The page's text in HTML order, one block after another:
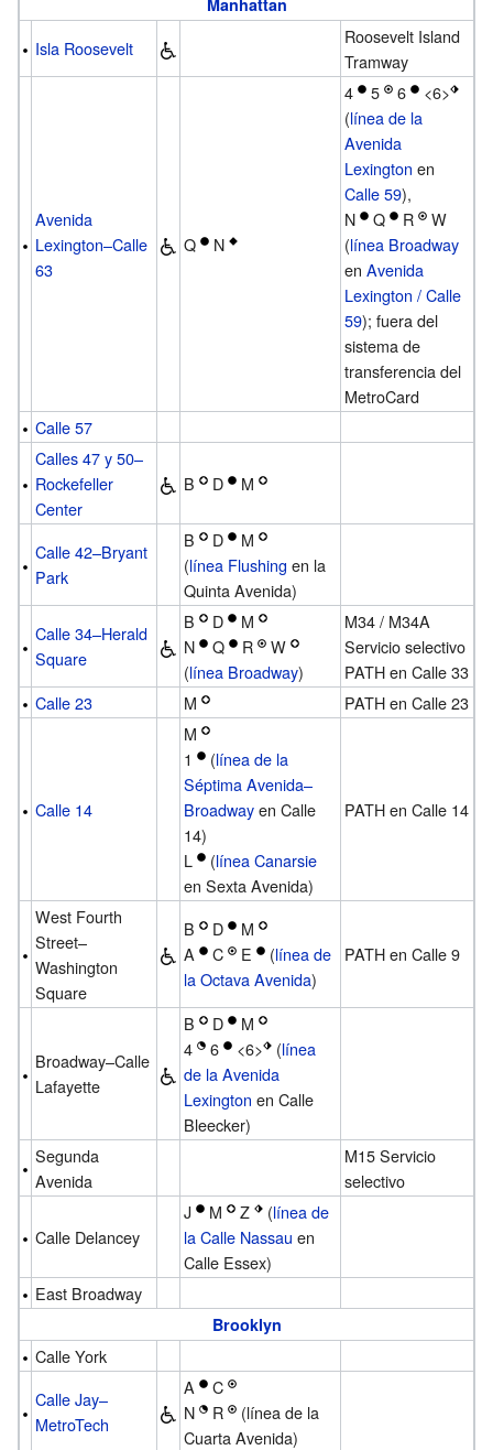
Isla Roosevelt
Roosevelt Island
Tramway
Avenida
Lexington–Calle
63
Q N
4 5 6 <6>
(línea de la
Avenida
Lexington en
Calle 59),
N Q R W
(línea Broadway
en Avenida
Lexington / Calle
59); fuera del
sistema de
transferencia del
MetroCard
Calle 57
Calles 47 y 50–
Rockefeller
Center
B D M
Calle 42–Bryant
Park
B D M
(línea Flushing en la
Quinta Avenida)
Calle 34–Herald
Square
B D M
N Q R W
(línea Broadway)
M34 / M34A
Servicio selectivo
PATH en Calle 33
Calle 23
M PATH en Calle 23
Calle 14
M
1
(línea de la
Séptima Avenida–
Broadwayen Calle
14)
L (línea Canarsie
en Sexta Avenida)
PATH en Calle 14
West Fourth
Street–
Washington
Square
B D M
A
C E (línea de
la Octava Avenida)
PATH en Calle 9
Broadway–Calle
Lafayette
B D M
4 6 <6> (línea
de la Avenida
Lexington en Calle
Bleecker)
Segunda
Avenida
M15 Servicio
selectivo
Calle Delancey
J M Z (línea de
la Calle Nassau en
Calle Essex)
East Broadway
Brooklyn
Calle York
Calle Jay–
MetroTech
A
C
N R (línea de la
Cuarta Avenida)